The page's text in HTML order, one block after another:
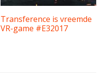
Transference is vreemde
VR-game #E32017